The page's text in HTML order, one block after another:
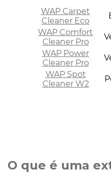
WAP Carpet
Cleaner Eco
WAP Comfort
Cleaner Pro
WAP Power
Cleaner Pro
WAP Spot
Cleaner W2
O que é uma